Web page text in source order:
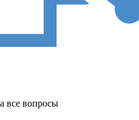
все вопросы